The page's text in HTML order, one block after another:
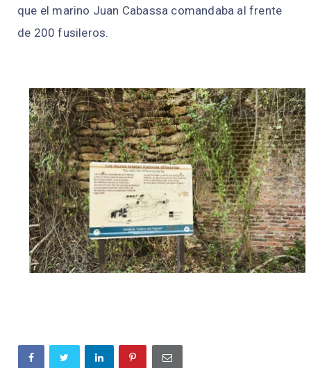
que el marino Juan Cabassa comandaba al frente
de 200 fusileros.